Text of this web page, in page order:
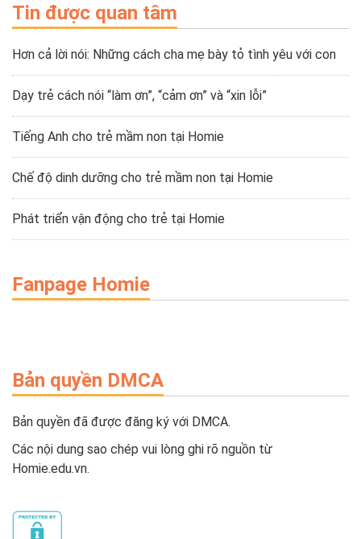
Tin được quan tâm
Hơn cả lời nói: Những cách cha mẹ bày tỏ tình yêu với con
Dạy trẻ cách nói “làm ơn”, “cảm ơn” và “xin lỗi”
Tiếng Anh cho trẻ mầm non tại Homie
Chế độ dinh dưỡng cho trẻ mầm non tại Homie
Phát triển vận động cho trẻ tại Homie
Fanpage Homie
Bản quyền DMCA
Bản quyền đã được đăng ký với DMCA.
Các nội dung sao chép vui lòng ghi rõ nguồn từ
Homie.edu.vn.